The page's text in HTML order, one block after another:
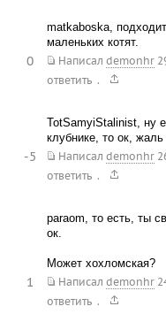
matkaboska,
маленьких котят.
Написал demonhr
ответить .
0
TotSamyiStalinist, ну
клубнике, то ок,
Написал demonhr
ответить .
-5
paraom, то есть, ты
ок.
Может хохломская?
Написал demonhr
ответить .
1